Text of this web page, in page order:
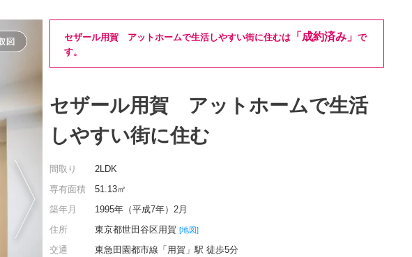
セザール用賀 アットホームで生活しやすい街に住むは「成約済み」 で
す。
セザール用賀 アットホームで生活
しやすい街に住む
間取り
2LDK
専有面積
51.13㎡
築年月
1995年（平成7年）2月
住所
東京都世田谷区用賀 [地図]
交通 東急田園都市線「用賀」駅 徒歩5分